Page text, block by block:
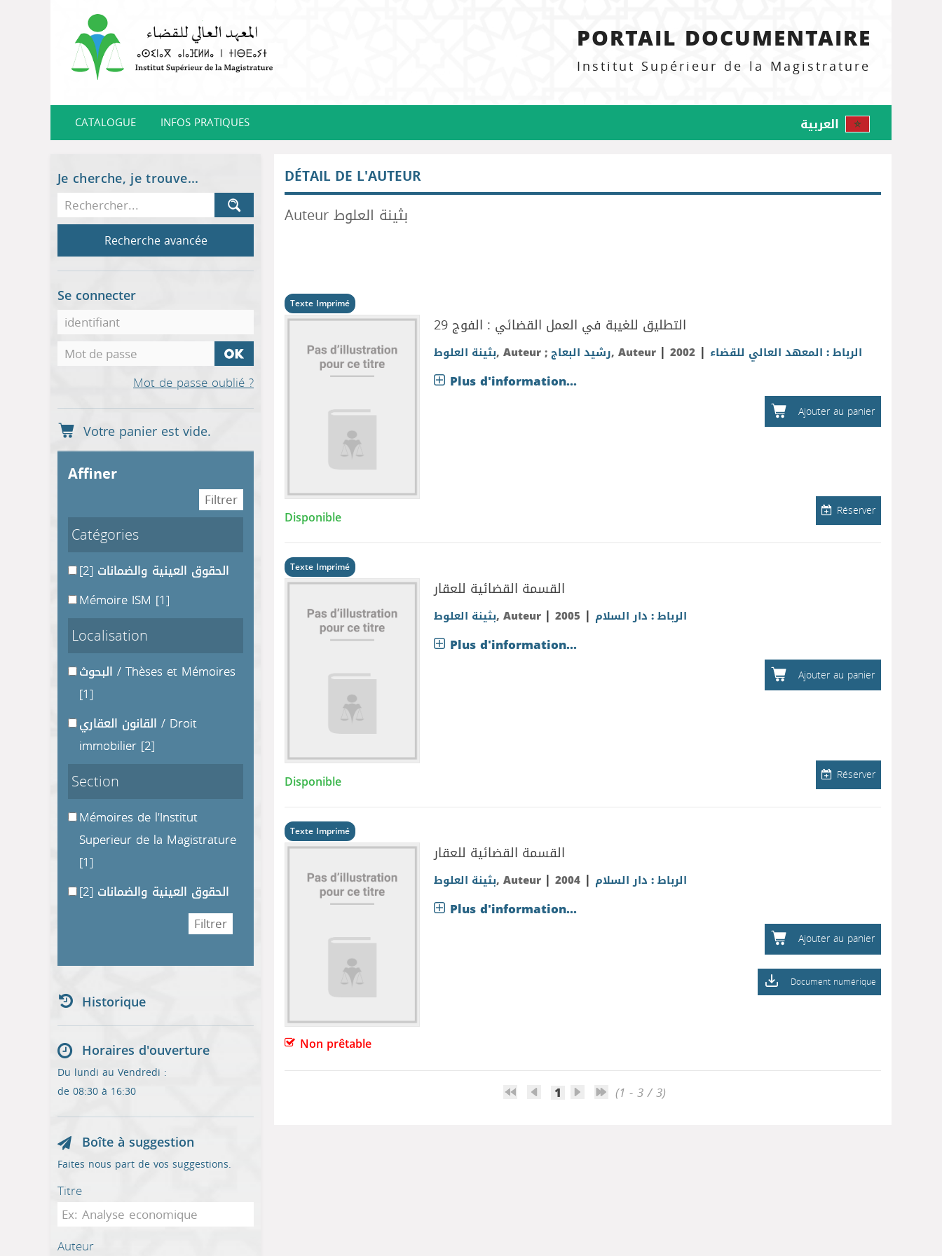
PORTAIL DOCUMENTAIRE
Institut Supérieur de la Magistrature
العربية CATALOGUE INFOS PRATIQUES
DÉTAIL DE L'AUTEUR
Auteur بثينة العلوط
Texte Imprimé
التطليق للغيبة في العمل القضائي : الفوج 29
بثينة العلوط, Auteur ;رشيد البعاج, Auteur | الرباط : المعهد العالي للقضاء |
2002
Plus d'information...
Ajouter au panier
Réserver
Disponible
Texte Imprimé
القسمة القضائية للعقار
بثينة العلوط, Auteur | الرباط : دار السلام |
2005
Plus d'information...
Ajouter au panier
Réserver
Disponible
Texte Imprimé
القسمة القضائية للعقار
بثينة العلوط, Auteur | الرباط : دار السلام |
2004
Plus d'information...
Ajouter au panier
Document numérique
Non prêtable
1 (1 - 3 / 3)
Je cherche, je trouve...
Recherche avancée
Se connecter
Mot de passe oublié ?
affiner
Catégories
الحقوق العينية والضمانات [2]
Mémoire ISM [1]
Localisation
البحوث / Thèses et Mémoires
[1]
القانون العقاري / Droit
immobilier [2]
Section
Mémoires de l'Institut
Superieur de la Magistrature
[1]
الحقوق العينية والضمانات [2]
Historique
Horaires d'ouverture
Du lundi au Vendredi :
de 08:30 à 16:30
Boîte à suggestion
Faites nous part de vos suggestions.
Titre
Auteur